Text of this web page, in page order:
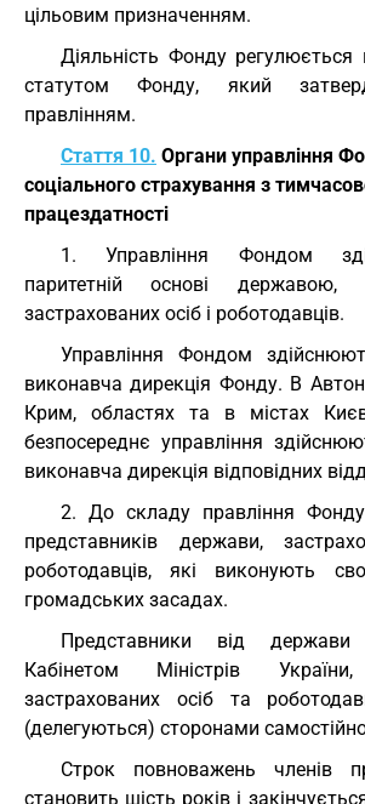
цільовим призначенням.
Діяльність Фонду
статутом Фонду, який
правлінням.
Стаття 10. Органи управління
соціального страхування з
працездатності
1. Управління Фондом
паритетній основі державою,
застрахованих осіб і роботодавців.
Управління Фондом
виконавча дирекція Фонду. В
Крим, областях та в містах
безпосереднє управління
виконавча дирекція відповідних
2. До складу правління
представників держави,
роботодавців, які виконують
громадських засадах.
Представники від держави
Кабінетом Міністрів
застрахованих осіб та
(делегуються) сторонами
Строк повноважень членів
становить шість років і